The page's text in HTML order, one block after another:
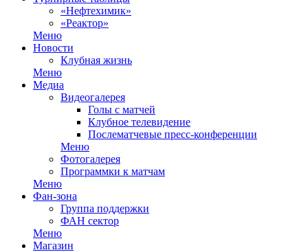
«Нефтехимик»
«Реактор»
Меню
Новости
Клубная жизнь
Меню
Медиа
Видеогалерея
Голы с матчей
Клубное телевидение
Послематчевые пресс-конференции
Меню
Фотогалерея
Программки к матчам
Меню
Фан-зона
Группа поддержки
ФАН сектор
Меню
Магазин